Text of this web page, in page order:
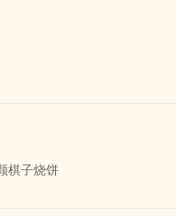
棋子烧饼